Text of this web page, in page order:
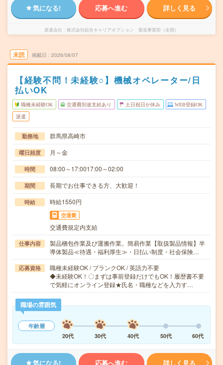
気になる! 応募へ進む 詳しく見る
派遣会社 株式会社綜合キャリアオプション 製造事業部（全国）
未読 掲載日 2026/08/07
【経験不問！未経験○】機械オペレーター/日
払いOK
職種未経験OK 交通費別途支給あり 土日祝日が休み WEB登録OK
派遣
勤務地 群馬県高崎市
曜日頻度 月～金
時間 08:00～17:0017:00～02:00
期間 長期でお仕事できる方、大歓迎！
時給 時給1550円
交通費
交通費規定内支給
仕事内容
製品梱包作業及び運搬作業。簡易作業【取扱製品情報】半
導体製品≪待遇・福利厚生≫・日払い制度・社会保険…
応募資格
職種未経験OK / ブランクOK / 英語力不要
◆未経験OK！〇まずは事前登録だけでもOK！履歴書不要
で気軽にオンライン登録★氏名・職種などを入力す…
職場の雰囲気
年齢層
20代
30代 40代 50代 60代
気になる! 応募へ進む 詳しく見る